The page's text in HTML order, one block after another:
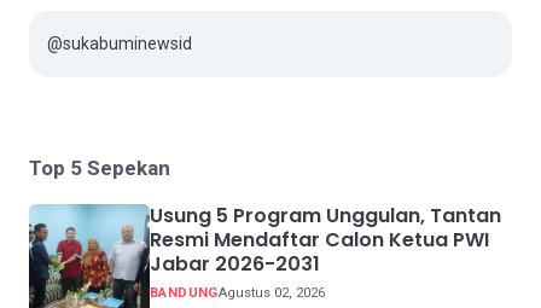
@sukabuminewsid
Top 5 Sepekan
Usung 5 Program Unggulan, Tantan
Resmi Mendaftar Calon Ketua PWI
Jabar 2026-2031
BANDUNGAgustus 02, 2026